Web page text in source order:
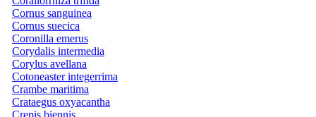
Cornus sanguinea
Cornus suecica
Coronilla emerus
Corydalis intermedia
Corylus avellana
Cotoneaster integerrima
Crambe maritima
Crataegus oxyacantha
Crepis biennis